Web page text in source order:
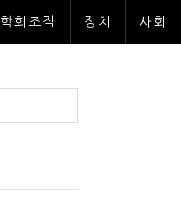
학회조직 정치 사회